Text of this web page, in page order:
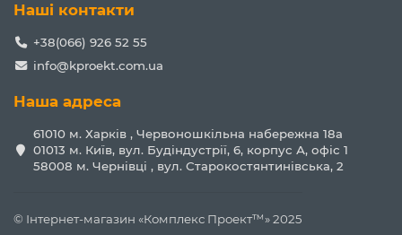
Наші контакти
+38(066) 926 52 55
info@kproekt.com.ua
Наша адреса
61010 м. Харків , Червоношкільна набережна 18а
01013 м. Київ, вул. Будіндустрії, 6, корпус А, офіс 1
58008 м. Чернівці , вул. Старокостянтинівська, 2
© Інтернет-магазин «Комплекс Проект™» 2025